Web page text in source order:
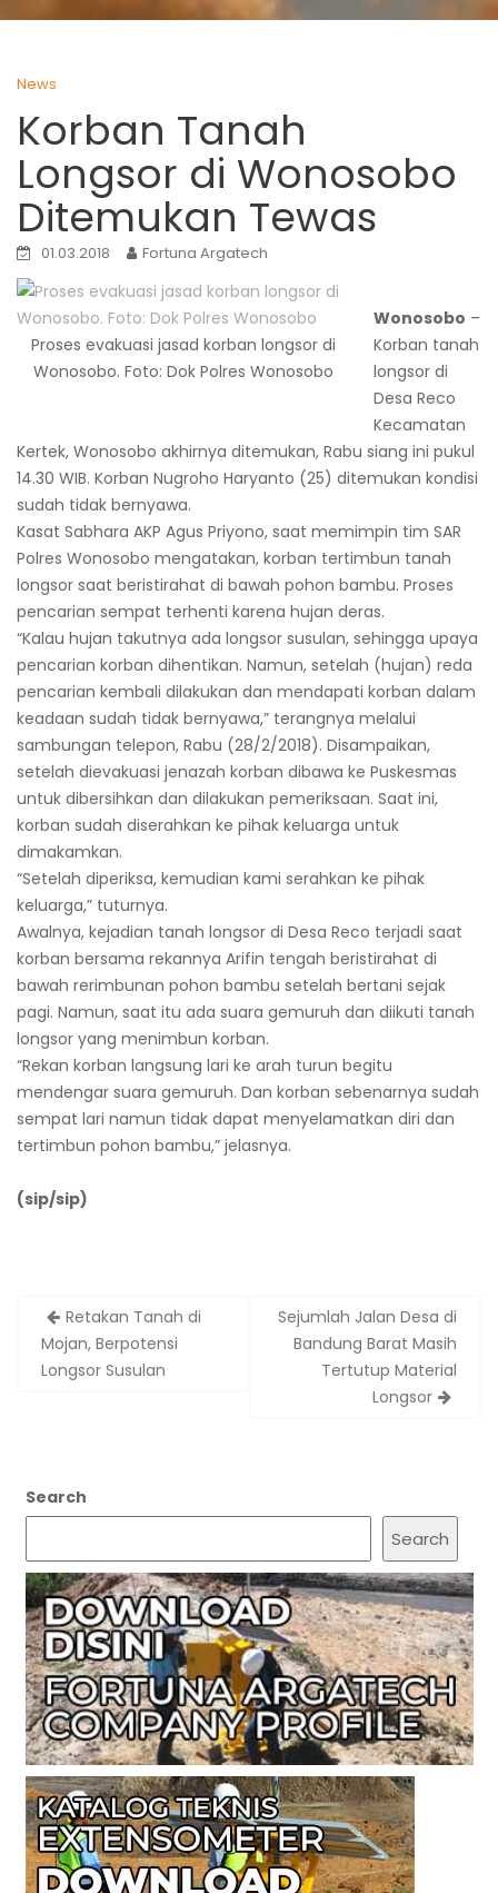
News
Korban Tanah
Longsor di Wonosobo
Ditemukan Tewas
01.03.2018 Fortuna Argatech
Proses evakuasi jasad korban longsor di
Wonosobo. Foto: Dok Polres Wonosobo
Wonosobo –
Korban tanah
longsor di
Desa Reco
Kecamatan
Kertek, Wonosobo akhirnya ditemukan, Rabu siang ini pukul
14.30 WIB. Korban Nugroho Haryanto (25) ditemukan kondisi
sudah tidak bernyawa.
Kasat Sabhara AKP Agus Priyono, saat memimpin tim SAR
Polres Wonosobo mengatakan, korban tertimbun tanah
longsor saat beristirahat di bawah pohon bambu. Proses
pencarian sempat terhenti karena hujan deras.
“Kalau hujan takutnya ada longsor susulan, sehingga upaya
pencarian korban dihentikan. Namun, setelah (hujan) reda
pencarian kembali dilakukan dan mendapati korban dalam
keadaan sudah tidak bernyawa,” terangnya melalui
sambungan telepon, Rabu (28/2/2018). Disampaikan,
setelah dievakuasi jenazah korban dibawa ke Puskesmas
untuk dibersihkan dan dilakukan pemeriksaan. Saat ini,
korban sudah diserahkan ke pihak keluarga untuk
dimakamkan.
“Setelah diperiksa, kemudian kami serahkan ke pihak
keluarga,” tuturnya.
Awalnya, kejadian tanah longsor di Desa Reco terjadi saat
korban bersama rekannya Arifin tengah beristirahat di
bawah rerimbunan pohon bambu setelah bertani sejak
pagi. Namun, saat itu ada suara gemuruh dan diikuti tanah
longsor yang menimbun korban.
“Rekan korban langsung lari ke arah turun begitu
mendengar suara gemuruh. Dan korban sebenarnya sudah
sempat lari namun tidak dapat menyelamatkan diri dan
tertimbun pohon bambu,” jelasnya.
(sip/sip)
Post
navigation
Retakan Tanah di
Mojan, Berpotensi
Longsor Susulan
Sejumlah Jalan Desa di
Bandung Barat Masih
Tertutup Material
Longsor
Search
Search